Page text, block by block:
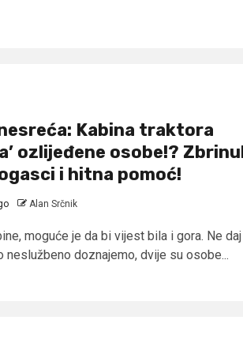
Kabina traktora
ozlijeđene osobe!?
i hitna pomoć!
Alan Srčnik
moguće je da bi vijest bila i gora. Ne daj
neslužbeno doznajemo, dvije su osobe...